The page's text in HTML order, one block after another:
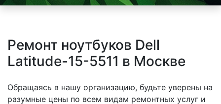
Ремонт ноутбуков Dell
Latitude-15-5511 в Москве
Обращаясь в нашу организацию, будьте уверены на
разумные цены по всем видам ремонтных услуг и